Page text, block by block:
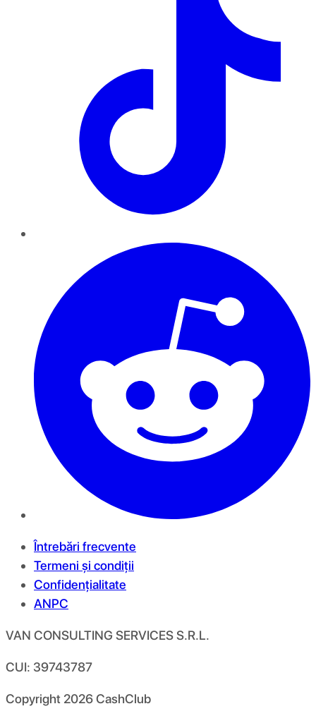
Întrebări frecvente
Termeni și condiții
Confidențialitate
ANPC
VAN CONSULTING SERVICES S.R.L.
CUI: 39743787
Copyright 2026CashClub